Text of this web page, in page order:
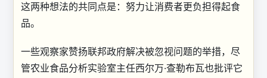
这两种想法的共同点是：努力让消费者更负担得起食
品。
一些观察家赞扬联邦政府解决被忽视问题的举措，尽
管农业食品分析实验室主任西尔万·查勒布瓦也批评它